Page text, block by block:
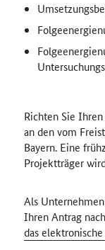
Richten Sie
an den vom
Bayern. Eine
Projektträger
Als
Ihren Antrag
das